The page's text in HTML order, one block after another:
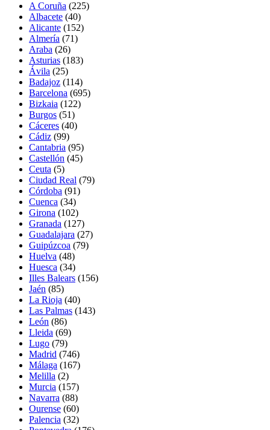
A Coruña (225)
Albacete (40)
Alicante (152)
Almería (71)
Araba (26)
Asturias (183)
Ávila (25)
Badajoz (114)
Barcelona (695)
Bizkaia (122)
Burgos (51)
Cáceres (40)
Cádiz (99)
Cantabria (95)
Castellón (45)
Ceuta (5)
Ciudad Real (79)
Córdoba (91)
Cuenca (34)
Girona (102)
Granada (127)
Guadalajara (27)
Guipúzcoa (79)
Huelva (48)
Huesca (34)
Illes Balears (156)
Jaén (85)
La Rioja (40)
Las Palmas (143)
León (86)
Lleida (69)
Lugo (79)
Madrid (746)
Málaga (167)
Melilla (2)
Murcia (157)
Navarra (88)
Ourense (60)
Palencia (32)